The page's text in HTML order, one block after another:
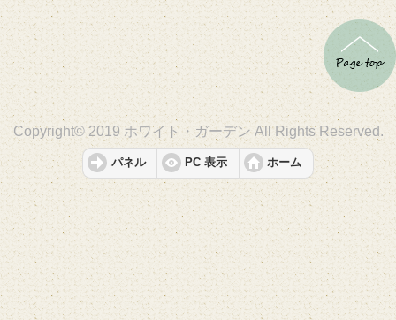
Copyright© 2019 ホワイト・ガーデン All Rights Reserved.
パネル PC 表示 ホーム